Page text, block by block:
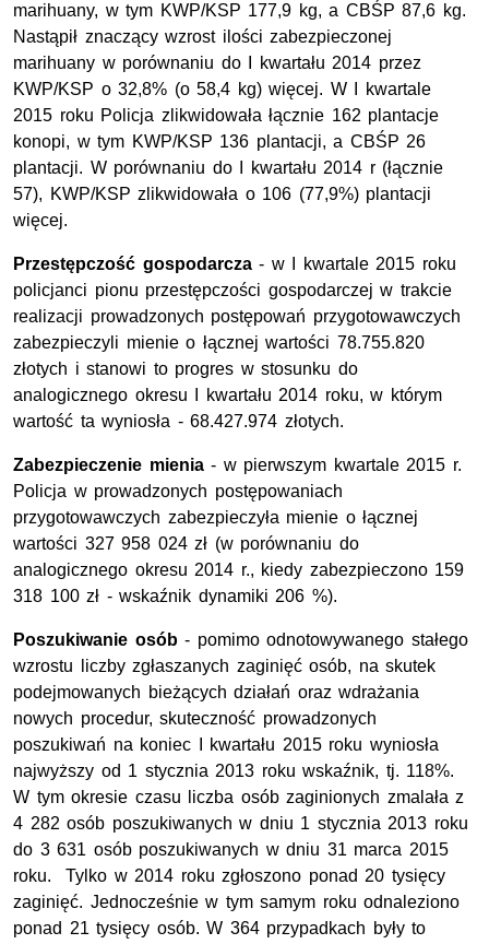
marihuany, w tym KWP/KSP 177,9 kg, a CBŚP 87,6 kg.
Nastąpił znaczący wzrost ilości zabezpieczonej
marihuany w porównaniu do I kwartału 2014 przez
KWP/KSP o 32,8% (o 58,4 kg) więcej. W I kwartale
2015 roku Policja zlikwidowała łącznie 162 plantacje
konopi, w tym KWP/KSP 136 plantacji, a CBŚP 26
plantacji. W porównaniu do I kwartału 2014 r (łącznie
57), KWP/KSP zlikwidowała o 106 (77,9%) plantacji
więcej.
Przestępczość gospodarcza- w I kwartale 2015 roku
policjanci pionu przestępczości gospodarczej w trakcie
realizacji prowadzonych postępowań przygotowawczych
zabezpieczyli mienie o łącznej wartości 78.755.820
złotych i stanowi to progres w stosunku do
analogicznego okresu I kwartału 2014 roku, w którym
wartość ta wyniosła - 68.427.974 złotych.
Zabezpieczenie mienia- w pierwszym kwartale 2015 r.
Policja w prowadzonych postępowaniach
przygotowawczych zabezpieczyła mienie o łącznej
wartości 327 958 024 zł (w porównaniu do
analogicznego okresu 2014 r., kiedy zabezpieczono 159
318 100 zł - wskaźnik dynamiki 206 %).
Poszukiwanie osób- pomimo odnotowywanego stałego
wzrostu liczby zgłaszanych zaginięć osób, na skutek
podejmowanych bieżących działań oraz wdrażania
nowych procedur, skuteczność prowadzonych
poszukiwań na koniec I kwartału 2015 roku wyniosła
najwyższy od 1 stycznia 2013 roku wskaźnik, tj. 118%.
W tym okresie czasu liczba osób zaginionych zmalała z
4 282 osób poszukiwanych w dniu 1 stycznia 2013 roku
do 3 631 osób poszukiwanych w dniu 31 marca 2015
roku. Tylko w 2014 roku zgłoszono ponad 20 tysięcy
zaginięć. Jednocześnie w tym samym roku odnaleziono
ponad 21 tysięcy osób. W 364 przypadkach były to